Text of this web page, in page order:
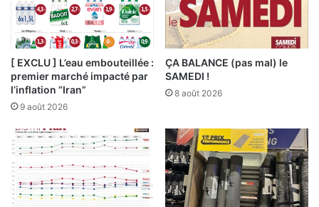
[ EXCLU ] L’eau embouteillée :
premier marché impacté par
l’inflation “Iran”
9 août 2026
ÇA BALANCE (pas mal) le
SAMEDI !
8 août 2026